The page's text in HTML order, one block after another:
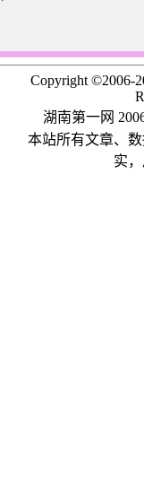
Copyright ©2006-
湖南第一网
本站所有文章、
实